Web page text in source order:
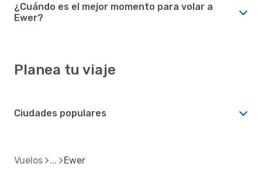
¿Cuándo es el mejor momento para volar a
Ewer?
Planea tu viaje
Ciudades populares
Vuelos Ewer